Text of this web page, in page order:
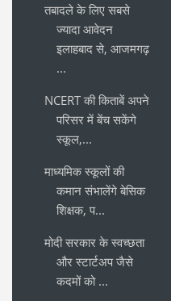
तबादले के लिए सबसे
ज्यादा आवेदन
इलाहबाद से, आजमगढ़
...
NCERT की किताबें अपने
परिसर में बेंच सकेंगे
स्कूल,...
माध्यमिक स्कूलों की
कमान संभालेंगे बेसिक
शिक्षक, प...
मोदी सरकार के स्वच्छता
और स्टार्टअप जैसे
कदमों को ...